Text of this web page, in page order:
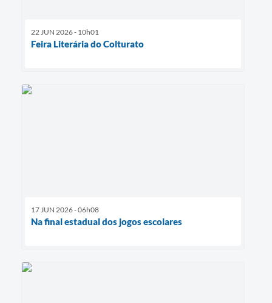
22 JUN 2026 - 10h01
Feira Literária do Colturato
17 JUN 2026 - 06h08
Na final estadual dos jogos escolares